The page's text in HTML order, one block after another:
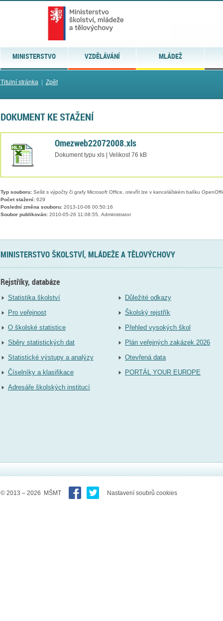
MINISTERSTVO VZDĚLÁVÁNÍ MLÁDEŽ
Titulní stránka| Zpět
DOKUMENT KE STAŽENÍ
Omezweb22072008.xls
Dokument typu xls | Velikost 76 kB
Typ souboru:Sešit s výpočty či grafy Microsoft Office, otevřít lze v kancelářském balíku
Počet stažení:629
Poslední změna souboru:2013-10-06 00:50:16
Soubor publikován:2010-05-26 11:08:55, Administrator
MINISTERSTVO ŠKOLSTVÍ, MLÁDEŽE A TĚLOVÝCHOVY
Rejstříky, databáze
Statistika školství
Pro veřejnost
O školské statistice
Sběry statistických dat
Statistické výstupy a analýzy
Číselníky a klasifikace
Adresáře školských institucí
Důležité odkazy
Školský rejstřík
Přehled vysokých škol
Plán veřejných zakázek 2026
Otevřená data
PORTÁL YOUR EUROPE
© 2013 – 2026 MŠMT Nastavení soubrů cookies